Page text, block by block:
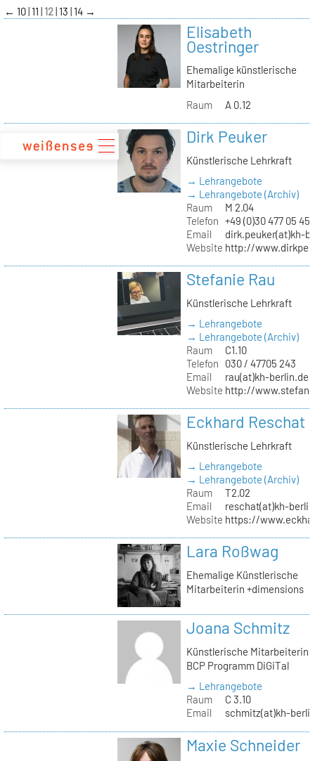
zum
Inhalt
← 10 11 12 13 14 →
Elisabeth
Oestringer
Ehemalige künstlerische
Mitarbeiterin
Raum
A 0.12
Dirk Peuker
Künstlerische Lehrkraft
→ Lehrangebote
→ Lehrangebote (Archiv)
Raum
M 2.04
Telefon +49 (0)30 477 05
Email
dirk.peuker(at)kh-
Website http://
Stefanie Rau
Künstlerische Lehrkraft
→ Lehrangebote
→ Lehrangebote (Archiv)
Raum
C1.10
Telefon
030 / 47705 243
Email
rau(at)kh-berlin.de
Website http://
Eckhard Reschat
Künstlerische Lehrkraft
→ Lehrangebote
→ Lehrangebote (Archiv)
Raum
T2.02
Email
reschat(at)kh-
Website https://
Lara Roßwag
Ehemalige Künstlerische
Mitarbeiterin +dimensions
Joana Schmitz
Künstlerische Mitarbeiterin
BCP Programm DiGiTal
→ Lehrangebote
Raum
C 3.10
Email
schmitz(at)kh-
Maxie Schneider